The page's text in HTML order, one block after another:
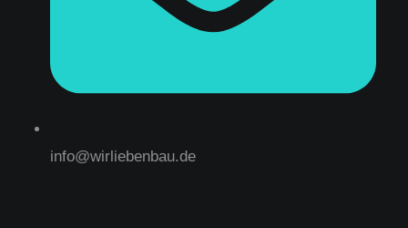
info@wirliebenbau.de